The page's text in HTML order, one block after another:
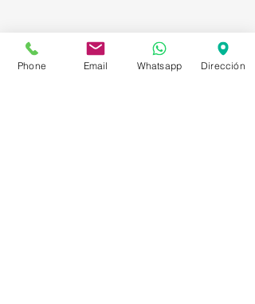
Phone Email Whatsapp Dirección